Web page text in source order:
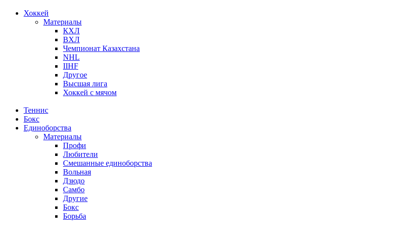
Хоккей
Материалы
КХЛ
ВХЛ
Чемпионат Казахстана
NHL
IIHF
Другое
Высшая лига
Хоккей с мячом
Теннис
Бокс
Единоборства
Материалы
Профи
Любители
Смешанные единоборства
Вольная
Дзюдо
Самбо
Другие
Бокс
Борьба